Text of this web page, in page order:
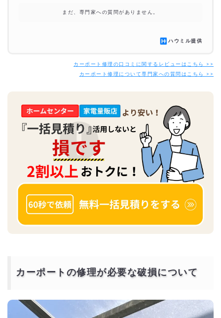
まだ、専門家への質問がありません。
ハウミル提供
カーポート修理の口コミに関するレビューはこちら >>
カーポート修理について専門家への質問はこちら >>
カーポートの修理が必要な破損について